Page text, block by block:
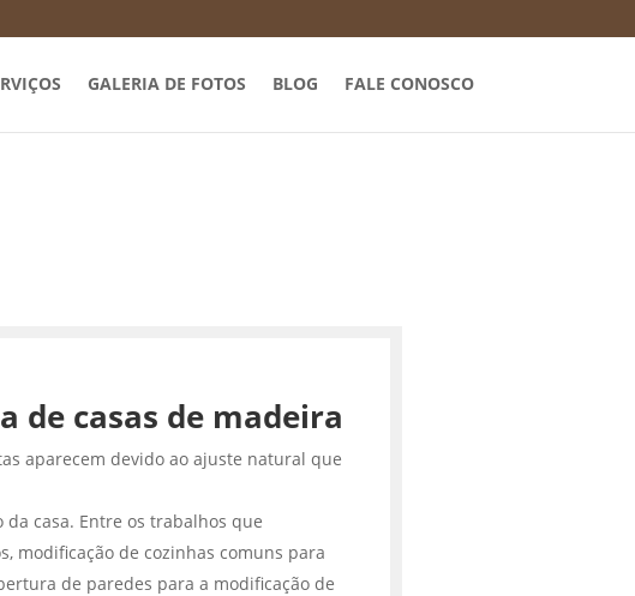
GALERIA DE FOTOS BLOG FALE CONOSCO
de casas de madeira
aparecem devido ao ajuste natural que
casa. Entre os trabalhos que
modificação de cozinhas comuns para
de paredes para a modificação de